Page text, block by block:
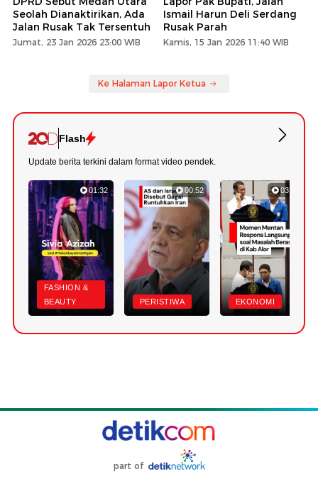
Seolah Dianaktirikan, Ada
Jalan Rusak Tak Tersentuh
Jumat, 23 Jan 2026 23:00 WIB
Ismail Harun Deli Serdang
Rusak Parah
Kamis, 15 Jan 2026 11:40 WIB
Ke Halaman Lapor Ketua
Flash
Update berita terkini dalam format video pendek.
01:32
FASHION &
BEAUTY
00:52
PERISTIWA
03:22
EKONOMI
part of